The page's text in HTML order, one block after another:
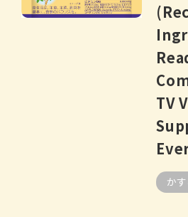
TV
か